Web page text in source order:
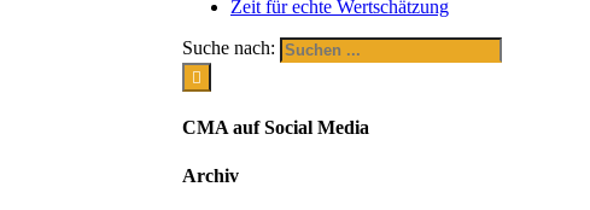
Zeit für echte Wertschätzung
Suche nach:
CMA auf Social Media
Archiv